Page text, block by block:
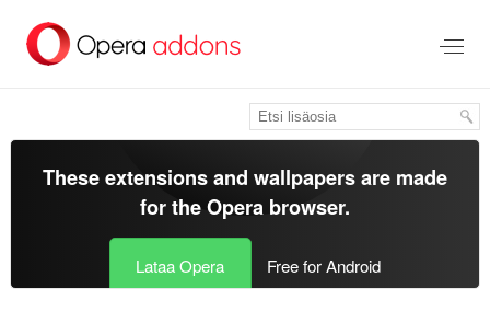
pääsisältöön
These extensions and wallpapers are made
for theOpera browser.
Lataa Opera Free for Android